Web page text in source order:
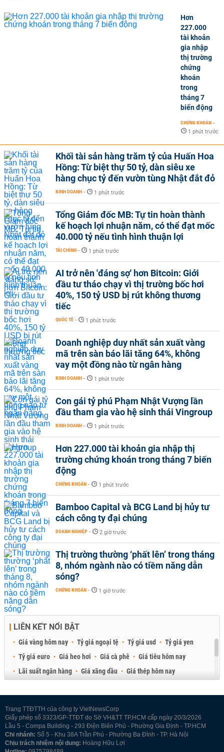
Hơn
227.000
tài khoản
gia nhập
thị trường
chứng
khoán
trong
tháng 7
biến động
CHỨNG KHOÁN -
1 phút trước
Khối tài sản hàng trăm tỷ của Huấn Hoa
Hồng: Từ biệt thự 50 tỷ, dàn siêu xe
hàng chục tỷ đến vườn tùng Nhật đắt đỏ
KINH DOANH - 1 phút trước
Tổng Giám đốc MB: Tự tin hoàn thành
kế hoạch lợi nhuận năm, có thể đạt mốc
40.000 tỷ nếu tình hình thuận lợi
TÀI CHÍNH - 1 phút trước
AI trở nên 'đáng sợ' hơn Bitcoin: Giới
đầu tư tháo chạy vì thị trường bốc hơi
40%, 150 tỷ USD bị rút không thương
tiếc
QUỐC TẾ - 1 phút trước
Doanh nghiệp duy nhất sản xuất vàng
mã trên sàn báo lãi tăng 64%, không
vay một đồng nào từ ngân hàng
KINH DOANH - 1 phút trước
Con gái tỷ phú Phạm Nhật Vượng lần
đầu tham gia vào hệ sinh thái Vingroup
KINH DOANH - 1 phút trước
Hơn 227.000 tài khoản gia nhập thị
trường chứng khoán trong tháng 7 biến
động
CHỨNG KHOÁN - 1 phút trước
Bamboo Capital và BCG Land bị hủy tư
cách công ty đại chúng
DOANH NGHIỆP - 2 giờ trước
Thị trường thường ‘phất lên’ trong tháng
8, nhóm ngành nào có tiềm năng dẫn
sóng?
CHỨNG KHOÁN - 1 giờ trước
LIÊN KẾT NỔI BẬT
Giá vàng hôm nay Tỷ giá ngoại tệ Tỷ giá usd
Tỷ giá yen
Tỷ giá euro
Giá heo hơi Giá cà phê
Giá tiêu hôm nay
Lãi suất ngân hàng
Giá xăng dầu
Giá thép hôm nay
Trang TTĐTTH của công ty VietNewsCorp
Giấy phép số 3323/GP-TTĐT do Sở VH&TT TP.HCM cấp ngày 20/3/2026
Lầu 5 - Compa Building - 293 Điện Biên Phủ - Phường Gia Định - TP.HCM
Chi nhánh: Số 5 - Khu 38A Trần Phú - Phường Ba Đình - TP. Hà Nội
Chịu trách nhiệm nội dung: Hoàng Hữu Lợi